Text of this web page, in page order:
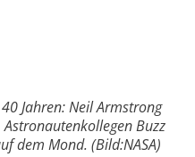
Jahren: Neil Armstrong
Buzz
dem Mond. (Bild:NASA)